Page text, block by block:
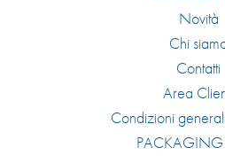
Novità
Chi
Contatti
Area
Condizioni